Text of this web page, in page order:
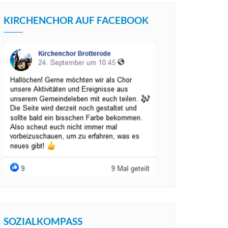
KIRCHENCHOR AUF FACEBOOK
SOZIALKOMPASS